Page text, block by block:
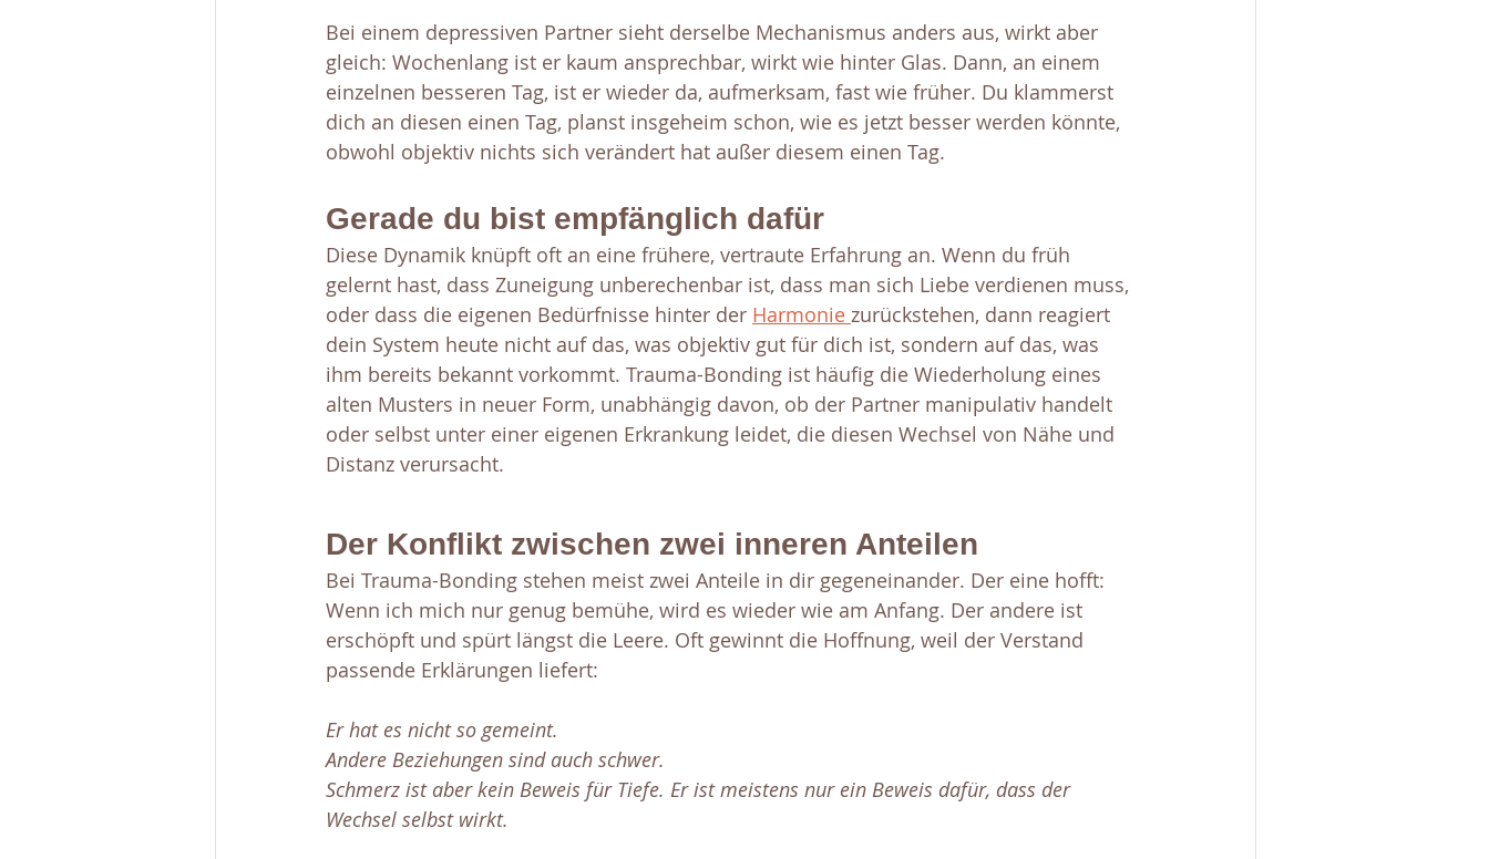
Bei einem depressiven Partner sieht derselbe Mechanismus anders aus, wirkt aber
gleich: Wochenlang ist er kaum ansprechbar, wirkt wie hinter Glas. Dann, an einem
einzelnen besseren Tag, ist er wieder da, aufmerksam, fast wie früher. Du klammerst
dich an diesen einen Tag, planst insgeheim schon, wie es jetzt besser werden könnte,
obwohl objektiv nichts sich verändert hat außer diesem einen Tag.
Gerade du bist empfänglich dafür
Diese Dynamik knüpft oft an eine frühere, vertraute Erfahrung an. Wenn du früh
gelernt hast, dass Zuneigung unberechenbar ist, dass man sich Liebe verdienen muss,
oder dass die eigenen Bedürfnisse hinter der Harmonie zurückstehen, dann reagiert
dein System heute nicht auf das, was objektiv gut für dich ist, sondern auf das, was
ihm bereits bekannt vorkommt. Trauma-Bonding ist häufig die Wiederholung eines
alten Musters in neuer Form, unabhängig davon, ob der Partner manipulativ handelt
oder selbst unter einer eigenen Erkrankung leidet, die diesen Wechsel von Nähe und
Distanz verursacht.
Der Konflikt zwischen zwei inneren Anteilen
Bei Trauma-Bonding stehen meist zwei Anteile in dir gegeneinander. Der eine hofft:
Wenn ich mich nur genug bemühe, wird es wieder wie am Anfang. Der andere ist
erschöpft und spürt längst die Leere. Oft gewinnt die Hoffnung, weil der Verstand
passende Erklärungen liefert:
Er hat es nicht so gemeint.
Andere Beziehungen sind auch schwer.
Schmerz ist aber kein Beweis für Tiefe. Er ist meistens nur ein Beweis dafür, dass der
Wechsel selbst wirkt.